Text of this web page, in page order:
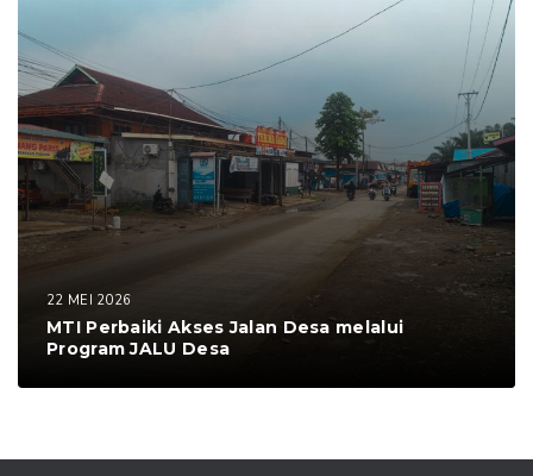
22 MEI 2026
MTI Perbaiki Akses Jalan Desa melalui
Program JALU Desa